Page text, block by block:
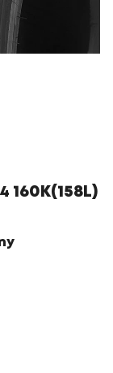
160K(158L)